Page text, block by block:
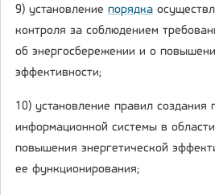
9) установление порядка
контроля за соблюдением
об энергосбережении и о
эффективности;
10) установление правил создания
информационной системы в
повышения энергетической
ее функционирования;